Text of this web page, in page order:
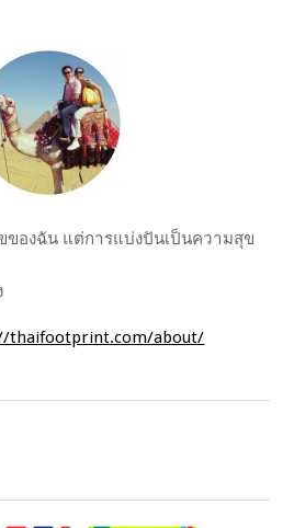
ของฉัน แต่การแบ่งปันเป็นความสุข
thaifootprint.com/about/